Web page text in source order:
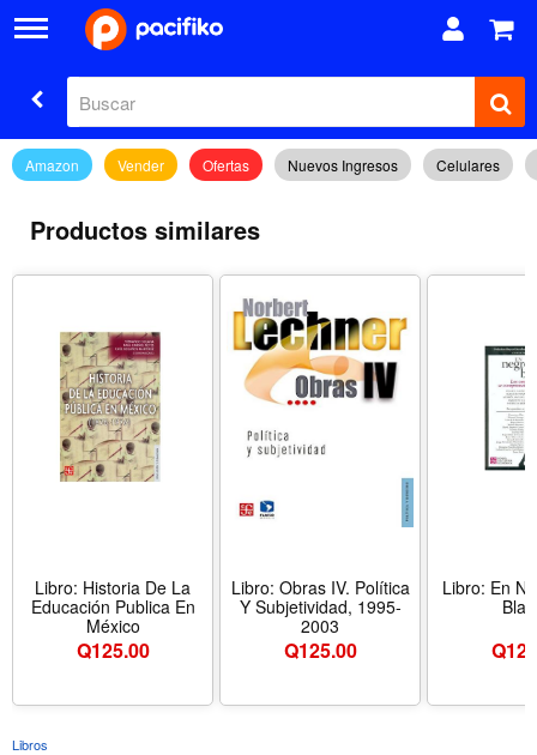
Amazon Vender Ofertas Nuevos Ingresos Celulares
Productos similares
Libro: Historia De La
Educación Publica En
México
Q125.00
Libro: Obras IV. Política
Y Subjetividad, 1995-
2003
Q125.00
Libro: En
Q
Libros